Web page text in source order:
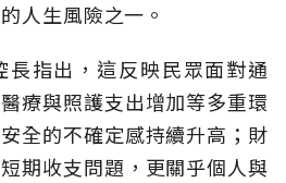
人生風險之一。
長指出，這反映民眾面對通
療與照護支出增加等多重環
全的不確定感持續升高；財
期收支問題，更關乎個人與